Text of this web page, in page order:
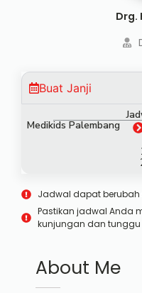
Drg.
Buat Janji
Medikids Palembang
Jadwal dapat
Pastikan jadwal Anda
kunjungan dan
About Me